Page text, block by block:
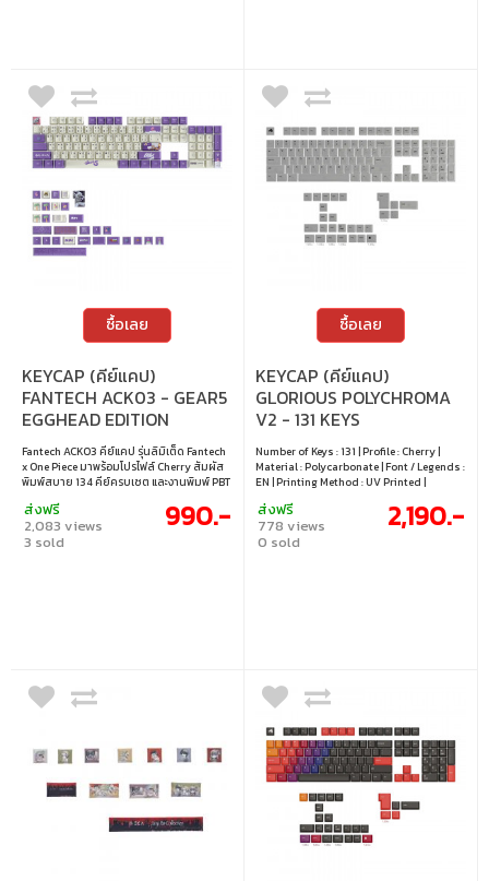
ซื้อเลย
KEYCAP (คีย์แคป)
FANTECH ACK03 - GEAR5
EGGHEAD EDITION
Fantech ACK03 คีย์แคป รุ่นลิมิเต็ด Fantech
x One Piece มาพร้อมโปรไฟล์ Cherry สัมผัส
พิมพ์สบาย 134 คีย์ครบเซต และงานพิมพ์ PBT
การผจญภัยได้ชัดเจน เหมาะทั้งสายสะสมและ
สายแต่งคีย์บอร์ดที่อยากเพิ่มความเป็น One
Piece
ส่งฟรี
2,083 views
3 sold
990.-
ซื้อเลย
KEYCAP (คีย์แคป)
GLORIOUS POLYCHROMA
V2 - 131 KEYS
TRANSLUCENT
POLYCARBONATE CHERRY
PROFILE EN
Number of Keys : 131 | Profile : Cherry |
Material : Polycarbonate | Font / Legends :
EN | Printing Method : UV Printed |
75% 80% (TKL) 100% (Full-size) | Layout :
ANSI / ISO | Switch Support : MX Style (+)
ส่งฟรี
778 views
0 sold
2,190.-